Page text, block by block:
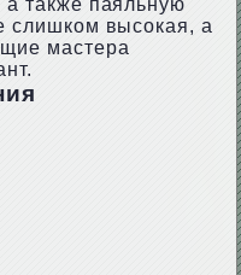
а также паяльную
слишком высокая, а
мастера